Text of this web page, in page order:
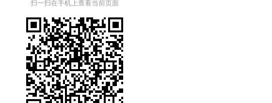
扫一扫在手机上查看当前页面